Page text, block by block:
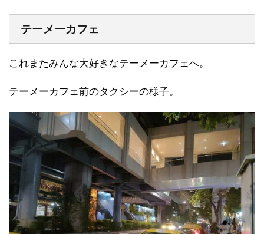
テーメーカフェ
これまたみんな大好きなテーメーカフェへ。
テーメーカフェ前のタクシーの様子。